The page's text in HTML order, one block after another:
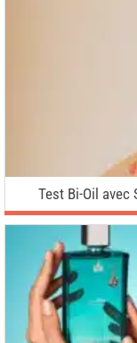
Test Bi-Oil avec